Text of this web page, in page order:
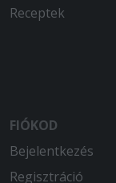
Receptek
FIÓKOD
Bejelentkezés
Regisztráció